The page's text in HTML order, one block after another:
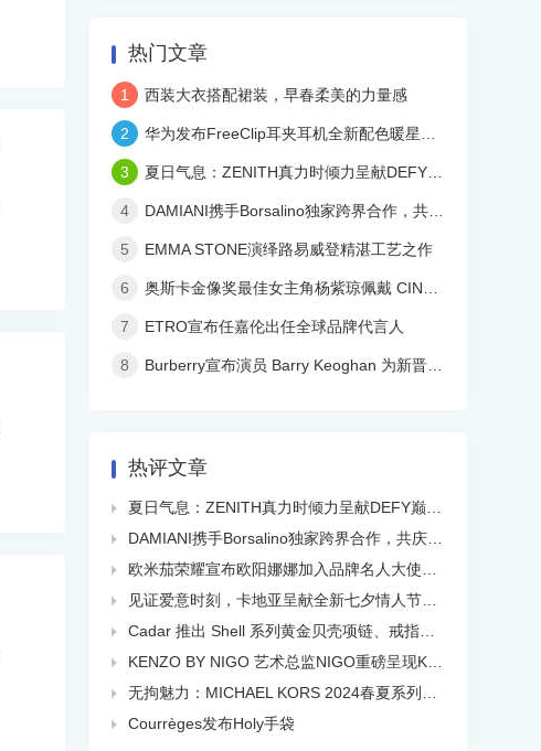
热门文章
1 西装大衣搭配裙装，早春柔美的力量感
2 华为发布FreeClip耳夹耳机全新配色暖星云，再度引领时尚潮流！
3 夏日气息：ZENITH真力时倾力呈献DEFY巅峰系列镂空天际腕表白色陶瓷款
4 DAMIANI携手Borsalino独家跨界合作，共庆品牌百年华诞
5 EMMA STONE演绎路易威登精湛工艺之作
6 奥斯卡金像奖最佳女主角杨紫琼佩戴 CINDY CHAO 艺术珠宝亮相颁奖典礼
7 ETRO宣布任嘉伦出任全球品牌代言人
8 Burberry宣布演员 Barry Keoghan 为新晋品牌大使
热评文章

夏日气息：ZENITH真力时倾力呈献DEFY巅峰系列镂空天际腕表白色陶瓷款

DAMIANI携手Borsalino独家跨界合作，共庆品牌百年华诞

欧米茄荣耀宣布欧阳娜娜加入品牌名人大使大家庭

见证爱意时刻，卡地亚呈献全新七夕情人节短片

Cadar 推出 Shell 系列黄金贝壳项链、戒指、耳环等

KENZO BY NIGO 艺术总监NIGO重磅呈现KENZO 2024春夏系列广告大片

无拘魅力：MICHAEL KORS 2024春夏系列广告大片正式发布

Courrèges发布Holy手袋